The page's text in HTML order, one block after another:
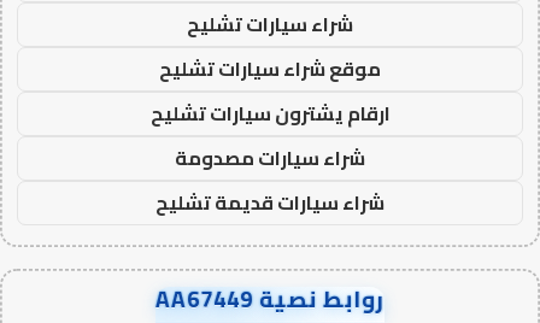
شراء سيارات تشليح
موقع شراء سيارات تشليح
ارقام يشترون سيارات تشليح
شراء سيارات مصدومة
شراء سيارات قديمة تشليح
روابط نصية AA67449